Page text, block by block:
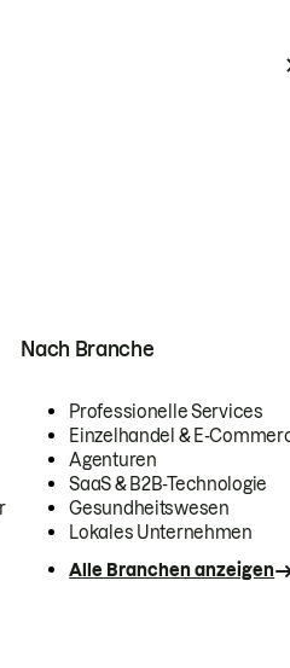
Nach Branche
Professionelle Services
Einzelhandel & E-
Agenturen
SaaS & B2B-Technologie
Gesundheitswesen
Lokales Unternehmen
Alle Branchen anzeigen